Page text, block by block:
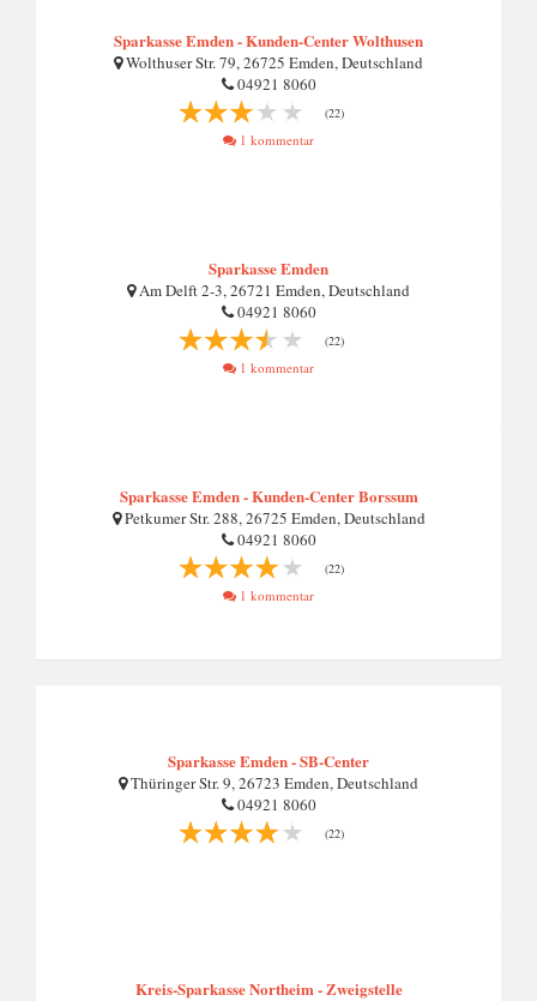
Sparkasse Emden - Kunden-Center Wolthusen
Wolthuser Str. 79, 26725 Emden, Deutschland
04921 8060
(22)
1 kommentar
Sparkasse Emden
Am Delft 2-3, 26721 Emden, Deutschland
04921 8060
(22)
1 kommentar
Sparkasse Emden - Kunden-Center Borssum
Petkumer Str. 288, 26725 Emden, Deutschland
04921 8060
(22)
1 kommentar
Sparkasse Emden - SB-Center
Thüringer Str. 9, 26723 Emden, Deutschland
04921 8060
(22)
Kreis-Sparkasse Northeim - Zweigstelle